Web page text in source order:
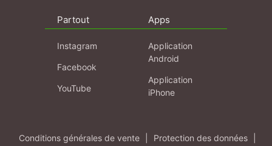
Partout
Instagram
Facebook
YouTube
Apps
Application
Android
Application
iPhone
Conditions générales de vente Protection des données